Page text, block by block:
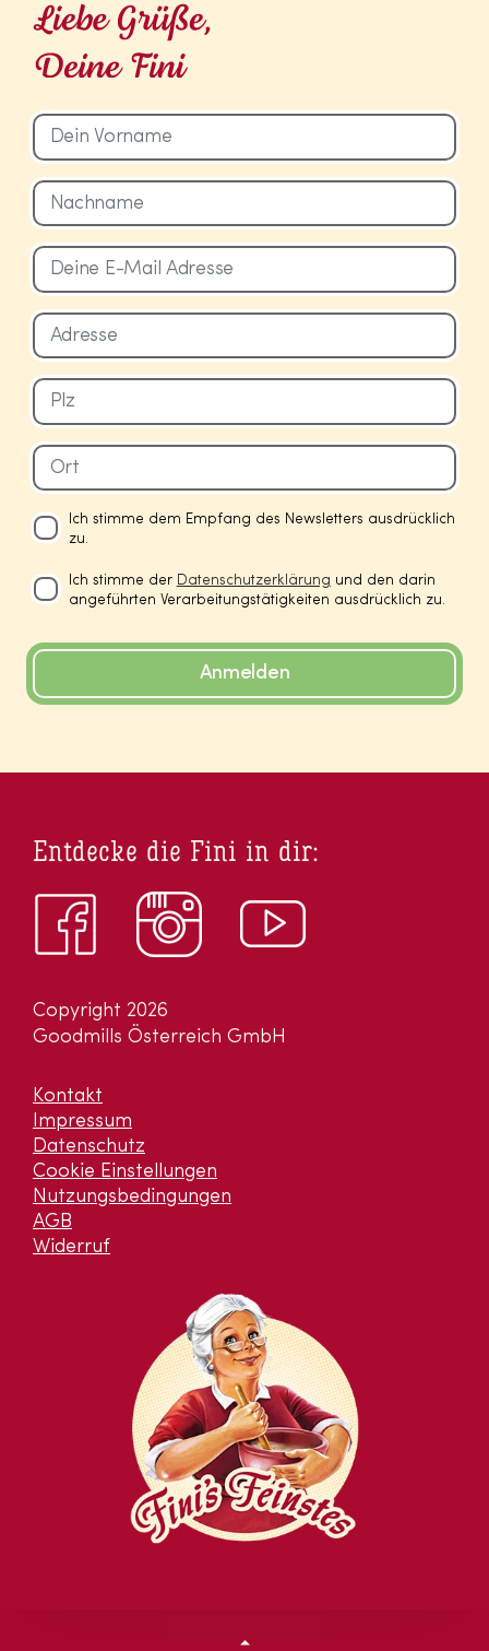
Ich stimme dem Empfang des Newsletters ausdrücklich
zu.
Ich stimme der Datenschutzerklärung und den darin
angeführten Verarbeitungstätigkeiten ausdrücklich zu.
Anmelden
Copyright 2026
Goodmills Österreich GmbH
Kontakt
Impressum
Datenschutz
Cookie Einstellungen
Nutzungsbedingungen
AGB
Widerruf
Entdecke die Fini in dir: